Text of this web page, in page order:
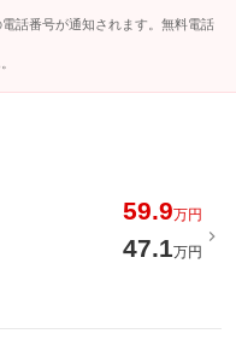
話番号が通知されます。無料電話
59.9万円
47.1万円